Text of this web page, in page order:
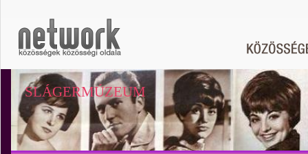
SLÁGERMÚZEUM